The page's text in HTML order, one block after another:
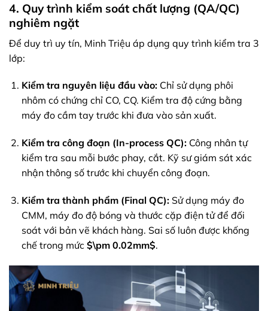
4. Quy trình kiểm soát chất lượng (QA/QC)
nghiêm ngặt
Để duy trì uy tín, Minh Triệu áp dụng quy trình kiểm tra 3
lớp:
Kiểm tra nguyên liệu đầu vào:Chỉ sử dụng phôi
nhôm có chứng chỉ CO, CQ. Kiểm tra độ cứng bằng
máy đo cầm tay trước khi đưa vào sản xuất.
Kiểm tra công đoạn (In-process QC):Công nhân tự
kiểm tra sau mỗi bước phay, cắt. Kỹ sư giám sát xác
nhận thông số trước khi chuyển công đoạn.
Kiểm tra thành phẩm (Final QC):Sử dụng máy đo
CMM, máy đo độ bóng và thước cặp điện tử để đối
soát với bản vẽ khách hàng. Sai số luôn được khống
chế trong mức $\pm 0.02mm$.